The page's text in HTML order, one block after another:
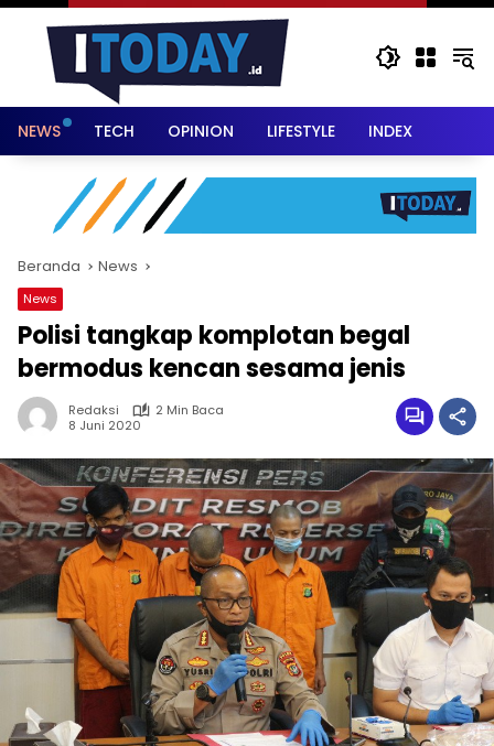
NEWS TECH OPINION LIFESTYLE INDEX
Beranda News
News
Polisi tangkap komplotan begal
bermodus kencan sesama jenis
Redaksi
2 Min Baca
8 Juni 2020